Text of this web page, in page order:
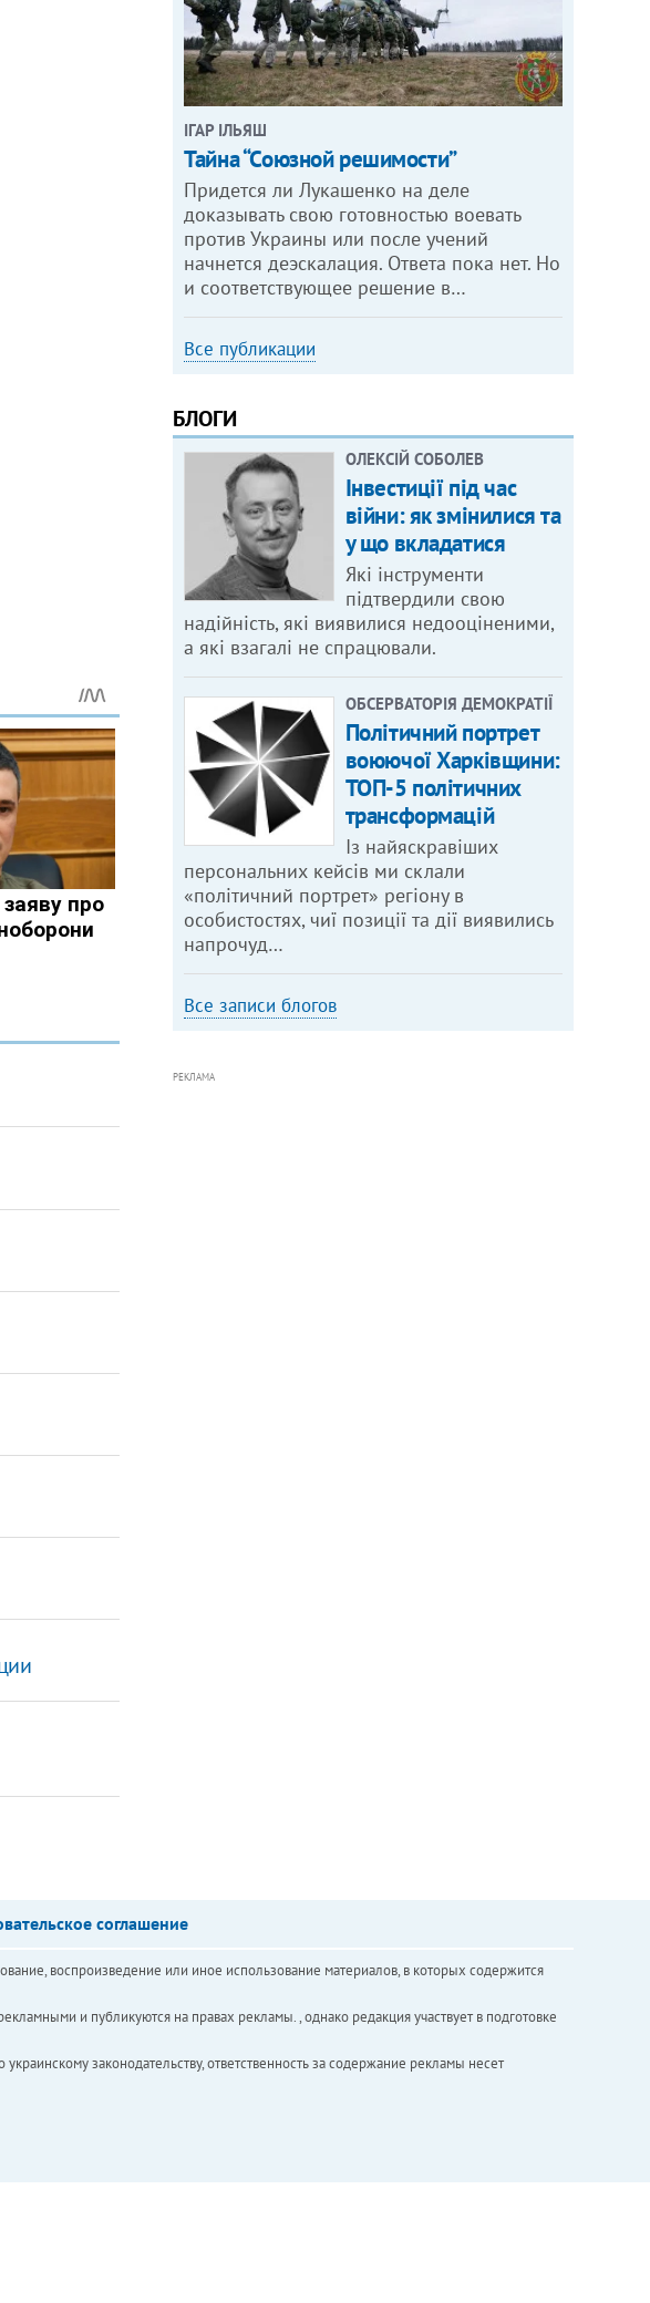
ІГАР ІЛЬЯШ
Тайна “Союзной решимости”
Придется ли Лукашенко на деле
доказывать свою готовностью воевать
против Украины или после учений
начнется деэскалация. Ответа пока нет. Но
и соответствующее решение в…
Все публикации
БЛОГИ
ОЛЕКСІЙ СОБОЛЕВ
Інвестиції під час
війни: як змінилися та
у що вкладатися
Які інструменти
підтвердили свою
надійність, які виявилися недооціненими,
а які взагалі не спрацювали.
ОБСЕРВАТОРІЯ ДЕМОКРАТІЇ
Політичний портрет
воюючої Харківщини:
ТОП-5 політичних
трансформацій
Із найяскравіших
персональних кейсів ми склали
«політичний портрет» регіону в
особистостях, чиї позиції та дії виявились
напрочуд…
Все записи блогов
РЕКЛАМА
соглашение
воспроизведение или иное использование материалов, в которых содержится
и публикуются на правах рекламы. , однако редакция участвует в подготовке
законодательству, ответственность за содержание рекламы несет